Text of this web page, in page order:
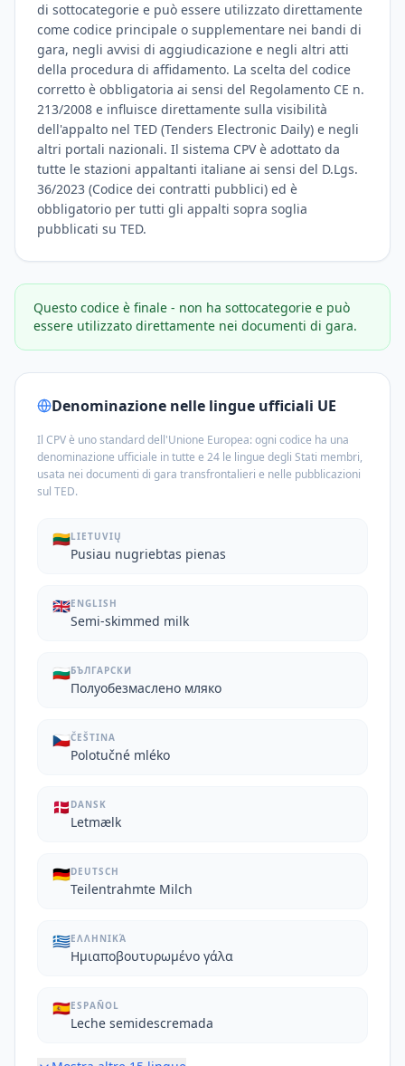
di sottocategorie e può essere utilizzato direttamente
come codice principale o supplementare nei bandi di
gara, negli avvisi di aggiudicazione e negli altri atti
della procedura di affidamento. La scelta del codice
corretto è obbligatoria ai sensi del Regolamento CE n.
213/2008 e influisce direttamente sulla visibilità
dell'appalto nel TED (Tenders Electronic Daily) e negli
altri portali nazionali. Il sistema CPV è adottato da
tutte le stazioni appaltanti italiane ai sensi del D.Lgs.
36/2023 (Codice dei contratti pubblici) ed è
obbligatorio per tutti gli appalti sopra soglia
pubblicati su TED.
Questo codice è finale - non ha sottocategorie e può
essere utilizzato direttamente nei documenti di gara.
Denominazione nelle lingue ufficiali UE
Il CPV è uno standard dell'Unione Europea: ogni codice ha una
denominazione ufficiale in tutte e 24 le lingue degli Stati membri,
usata nei documenti di gara transfrontalieri e nelle pubblicazioni
sul TED.
🇱🇹LIETUVIŲ
Pusiau nugriebtas pienas
🇬🇧ENGLISH
Semi-skimmed milk
🇧🇬БЪЛГАРСКИ
Полуобезмаслено мляко
🇨🇿ČEŠTINA
Polotučné mléko
🇩🇰 DANSK
Letmælk
🇩🇪DEUTSCH
Teilentrahmte Milch
🇬🇷ΕΛΛΗΝΙΚΆ
Ημιαποβουτυρωμένο γάλα
🇪🇸ESPAÑOL
Leche semidescremada